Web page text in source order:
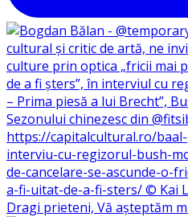
Dragi prieteni, Vă așteptăm